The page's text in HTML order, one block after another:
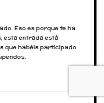
Eso es porque te ha
esta entrada está
que habéis participado